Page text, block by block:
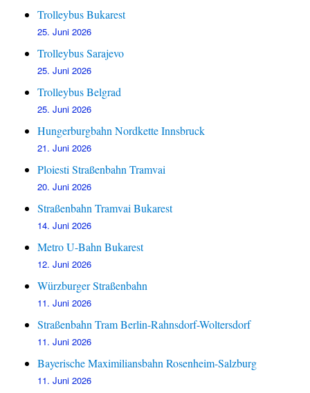
Trolleybus Bukarest
25. Juni 2026
Trolleybus Sarajevo
25. Juni 2026
Trolleybus Belgrad
25. Juni 2026
Hungerburgbahn Nordkette Innsbruck
21. Juni 2026
Ploiesti Straßenbahn Tramvai
20. Juni 2026
Straßenbahn Tramvai Bukarest
14. Juni 2026
Metro U-Bahn Bukarest
12. Juni 2026
Würzburger Straßenbahn
11. Juni 2026
Straßenbahn Tram Berlin-Rahnsdorf-Woltersdorf
11. Juni 2026
Bayerische Maximiliansbahn Rosenheim-Salzburg
11. Juni 2026